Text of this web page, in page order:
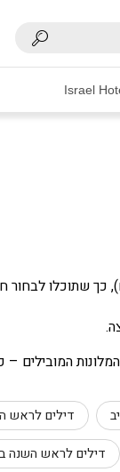
Israel
שתוכלו לבחור
המובילים –
דילים לראש
דילים לראש השנה